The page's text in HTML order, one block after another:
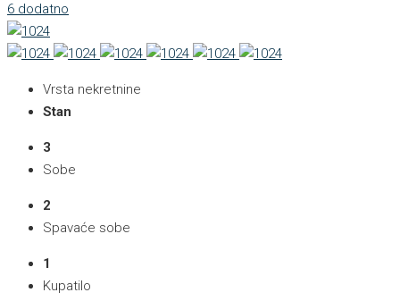
6 dodatno
Vrsta nekretnine
Stan
3
Sobe
2
Spavaće sobe
1
Kupatilo